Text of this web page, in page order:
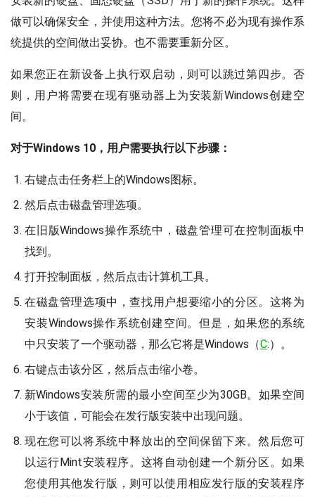
做可以确保安全，并使用这种方法。您将不必为现有操作系
统提供的空间做出妥协。也不需要重新分区。
如果您正在新设备上执行双启动，则可以跳过第四步。否
则，用户将需要在现有驱动器上为安装新Windows创建空
间。
对于Windows 10，用户需要执行以下步骤：
右键点击任务栏上的Windows图标。
然后点击磁盘管理选项。
在旧版Windows操作系统中，磁盘管理可在控制面板中
找到。
打开控制面板，然后点击计算机工具。
在磁盘管理选项中，查找用户想要缩小的分区。这将为
安装Windows操作系统创建空间。但是，如果您的系统
中只安装了一个驱动器，那么它将是Windows（C:）。
右键点击该分区，然后点击缩小卷。
新Windows安装所需的最小空间至少为30GB。如果空间
小于该值，可能会在发行版安装中出现问题。
现在您可以将系统中释放出的空间保留下来。然后您可
以运行Mint安装程序。这将自动创建一个新分区。如果
您使用其他发行版，则可以使用相应发行版的安装程序